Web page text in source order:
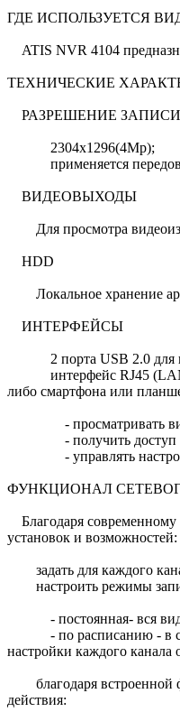
ГДЕ ИСПОЛЬЗУЕТСЯ
ATIS NVR 4104
ТЕХНИЧЕСКИЕ
РАЗРЕШЕНИЕ
2304x1296(4Mp);
применяется передовой
ВИДЕОВЫХОДЫ
Для просмотра
HDD
Локальное хранение
ИНТЕРФЕЙСЫ
2 порта USB 2.0 для
интерфейс RJ45 (LAN)
либо смартфона или
- просматривать
- получить доступ к
- управлять
ФУНКЦИОНАЛ
Благодаря
установок и возможностей:
задать для каждого
настроить режимы
- постоянная- вся
- по расписанию - в
настройки каждого канала
благодаря встроенной
действия: